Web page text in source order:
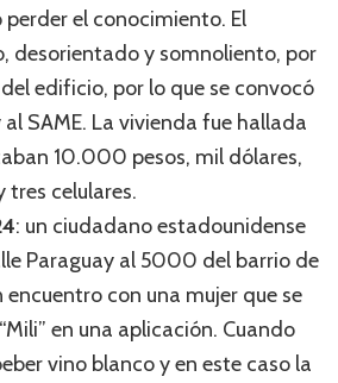
el conocimiento. El
desorientado y somnoliento, por
edificio, por lo que se convocó
SAME. La vivienda fue hallada
10.000 pesos, mil dólares,
celulares.
: un ciudadano estadounidense
Paraguay al 5000 del barrio de
con una mujer que se
en una aplicación. Cuando
vino blanco y en este caso la